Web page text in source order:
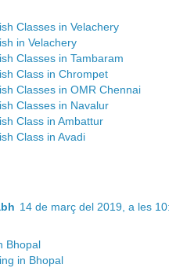
Classes in Velachery
in Velachery
Classes in Tambaram
Class in Chrompet
Classes in OMR Chennai
Classes in Navalur
Class in Ambattur
Class in Avadi
14 de març del 2019, a les
Bhopal
in Bhopal